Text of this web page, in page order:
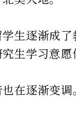
生逐渐成
生学习意愿
在逐渐变调。